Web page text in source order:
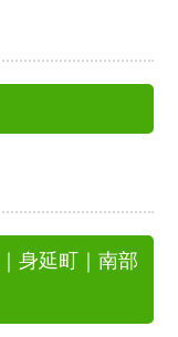
｜身延町 ｜南部